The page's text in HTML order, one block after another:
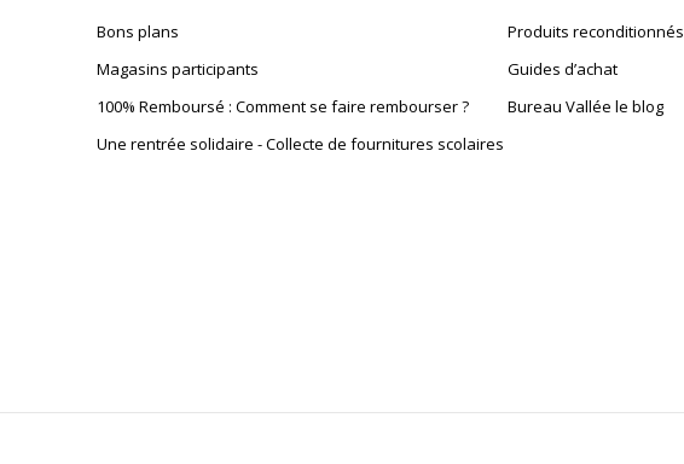
Bons plans
Magasins participants
100% Remboursé : Comment se faire rembourser ?
Une rentrée solidaire - Collecte de fournitures scolaires
Produits reconditionnés
Guides d’achat
Bureau Vallée le blog